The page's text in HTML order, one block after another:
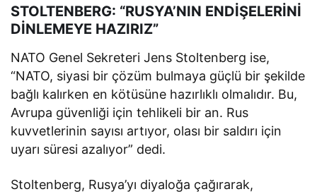
STOLTENBERG: “RUSYA’NIN ENDİŞELERİNİ
DİNLEMEYE HAZIRIZ”
NATO Genel Sekreteri Jens Stoltenberg ise,
“NATO, siyasi bir çözüm bulmaya güçlü bir şekilde
bağlı kalırken en kötüsüne hazırlıklı olmalıdır. Bu,
Avrupa güvenliği için tehlikeli bir an. Rus
kuvvetlerinin sayısı artıyor, olası bir saldırı için
uyarı süresi azalıyor” dedi.
Stoltenberg, Rusya’yı diyaloğa çağırarak,